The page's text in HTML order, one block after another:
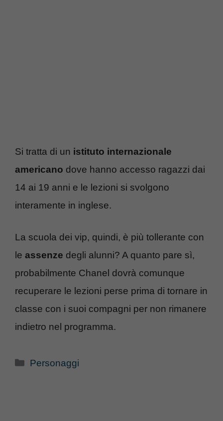
Si tratta di un istituto internazionale
americano dove hanno accesso ragazzi dai
14 ai 19 anni e le lezioni si svolgono
interamente in inglese.
La scuola dei vip, quindi, è più tollerante con
le assenze degli alunni? A quanto pare sì,
probabilmente Chanel dovrà comunque
recuperare le lezioni perse prima di tornare in
classe con i suoi compagni per non rimanere
indietro nel programma.
Categorie
Personaggi